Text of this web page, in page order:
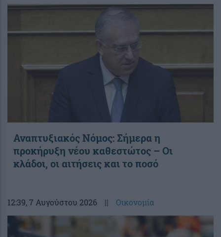
Αναπτυξιακός Νόμος: Σήμερα η
προκήρυξη νέου καθεστώτος – Οι
κλάδοι, οι αιτήσεις και το ποσό
12:39, 7 Αυγούστου 2026 || Οικονομία